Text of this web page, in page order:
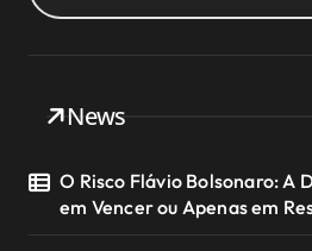
News
O Risco Flávio Bolsonaro: A
em Vencer ou Apenas em